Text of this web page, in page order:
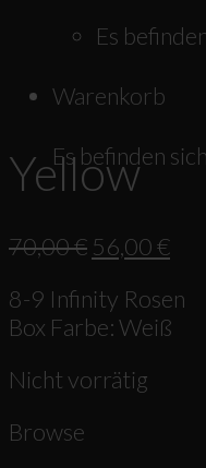
Es
Warenkorb
Es befinden
Yellow
70,00€ 56,00€
8-9 Infinity Rosen
Box Farbe: Weiß
Nicht vorrätig
Browse